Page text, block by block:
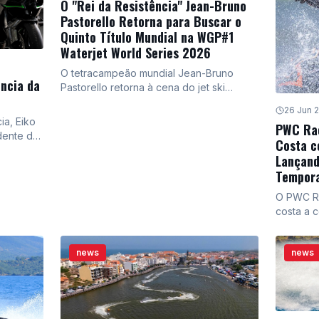
da
Eiko
da
O "Rei da Resistência" Jean-Bruno
Pastorello Retorna para Buscar o
Quinto Título Mundial na WGP#1
Waterjet World Series 2026
O tetracampeão mundial Jean-Bruno
Pastorello retorna à cena do jet ski
26 Jun
PWC
Costa
O PWC
costa a
Desde
o
Lakes
news news